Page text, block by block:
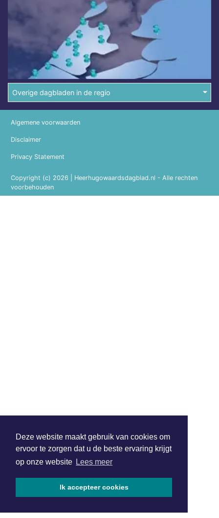
Deze website maakt gebruik van cookies om
ervoor te zorgen dat u de beste ervaring krijgt
op onze website Lees meer
Ik accepteer cookies
Overige dagbladen in de regio
Copyright (c) 2026 | Heerhugowaardsdagblad.nl - Alle rechten
voorbehouden
Algemene voorwaarden
Disclaimer
Privacy Statement